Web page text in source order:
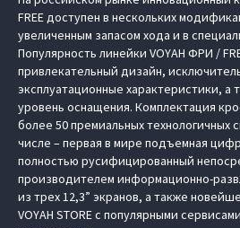
FREE доступен в нескольких
увеличенным запасом хода и в
Популярность линейки VOYAH ФРИ /
привлекательный дизайн,
эксплуатационные характеристики, а
уровень оснащения. Комплектация
более 50 премиальных технологичных
числе – первая в мире подъемная
полностью русифицированный
производителем информационно-
из трех 12,3” экранов, а также
VOYAH STORE с популярными